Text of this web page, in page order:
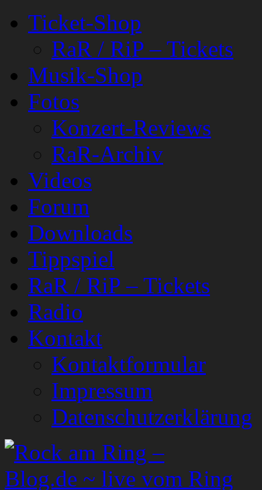
Ticket-Shop
RaR / RiP – Tickets
Musik-Shop
Fotos
Konzert-Reviews
RaR-Archiv
Videos
Forum
Downloads
Tippspiel
RaR / RiP – Tickets
Radio
Kontakt
Kontaktformular
Impressum
Datenschutzerklärung